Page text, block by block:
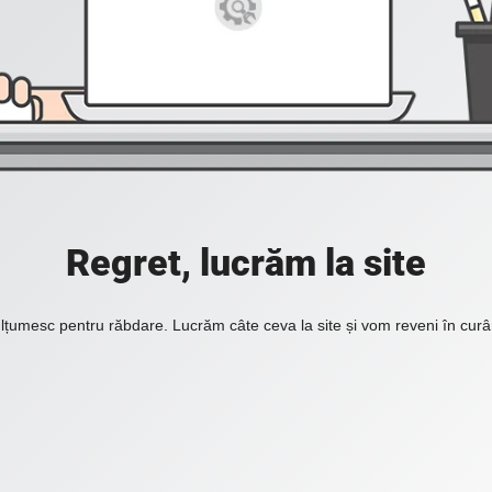
Regret, lucrăm la site
pentru răbdare. Lucrăm câte ceva la site și vom reveni în